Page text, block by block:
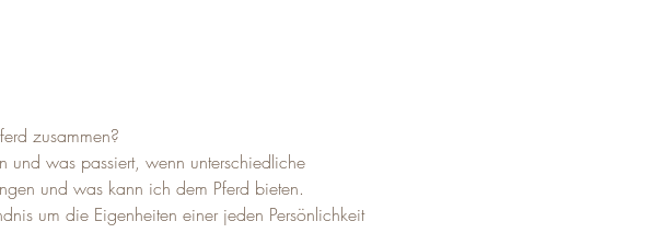
zusammen?
und was passiert, wenn unterschiedliche
und was kann ich dem Pferd bieten.
um die Eigenheiten einer jeden Persönlichkeit